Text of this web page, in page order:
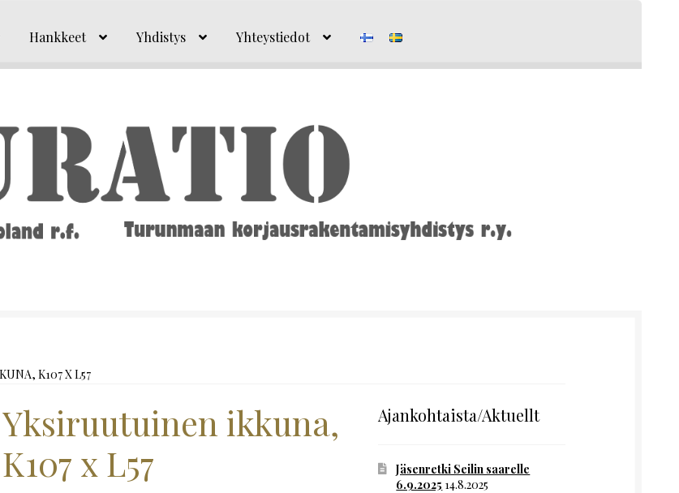
Hankkeet Yhdistys Yhteystiedot
K107 X L57
Yksiruutuinen ikkuna,
K107 x L57
Ajankohtaista/Aktuellt
Jäsenretki Seilin saarelle
6.9.2025 14.8.2025